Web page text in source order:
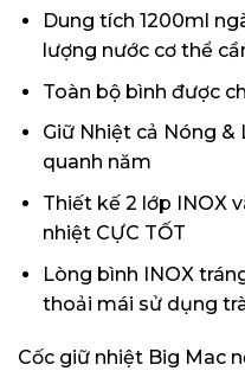
Dung tích 1200ml
lượng nước cơ thể
Toàn bộ bình được
Giữ Nhiệt cả Nóng &
quanh năm
Thiết kế 2 lớp INOX
nhiệt CỰC TỐT
Lòng bình INOX
thoải mái sử dụng
Cốc giữ nhiệt Big Mac